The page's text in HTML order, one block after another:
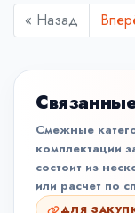
« Назад
Смежные
комплектации
состоит из
или расчет по
ДЛЯ